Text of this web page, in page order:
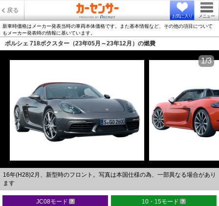
戻る
お気に入り メニュー
新車時価格はメーカー発表当時の車両本体価格です。また基本情報など、その他の項目について
もメーカー発表時の情報に基いています。
ポルシェ 718ボクスター（23年05月～23年12月）の燃費
16年(H28)2月、新型時のフロント。写真は本国仕様の為、一部異なる場合があり
ます
1/3
JC08モード 10・15モード